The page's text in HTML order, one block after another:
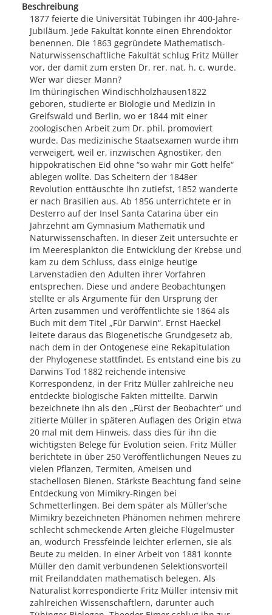
Beschreibung
1877 feierte die Universität Tübingen ihr 400-Jahre-
Jubiläum. Jede Fakultät konnte einen Ehrendoktor
benennen. Die 1863 gegründete Mathematisch-
Naturwissenschaftliche Fakultät schlug Fritz Müller
vor, der damit zum ersten Dr. rer. nat. h. c. wurde.
Wer war dieser Mann?
Im thüringischen Windischholzhausen1822
geboren, studierte er Biologie und Medizin in
Greifswald und Berlin, wo er 1844 mit einer
zoologischen Arbeit zum Dr. phil. promoviert
wurde. Das medizinische Staatsexamen wurde ihm
verweigert, weil er, inzwischen Agnostiker, den
hippokratischen Eid ohne “so wahr mir Gott helfe“
ablegen wollte. Das Scheitern der 1848er
Revolution enttäuschte ihn zutiefst, 1852 wanderte
er nach Brasilien aus. Ab 1856 unterrichtete er in
Desterro auf der Insel Santa Catarina über ein
Jahrzehnt am Gymnasium Mathematik und
Naturwissenschaften. In dieser Zeit untersuchte er
im Meeresplankton die Entwicklung der Krebse und
kam zu dem Schluss, dass einige heutige
Larvenstadien den Adulten ihrer Vorfahren
entsprechen. Diese und andere Beobachtungen
stellte er als Argumente für den Ursprung der
Arten zusammen und veröffentlichte sie 1864 als
Buch mit dem Titel „Für Darwin“. Ernst Haeckel
leitete daraus das Biogenetische Grundgesetz ab,
nach dem in der Ontogenese eine Rekapitulation
der Phylogenese stattfindet. Es entstand eine bis zu
Darwins Tod 1882 reichende intensive
Korrespondenz, in der Fritz Müller zahlreiche neu
entdeckte biologische Fakten mitteilte. Darwin
bezeichnete ihn als den „Fürst der Beobachter“ und
zitierte Müller in späteren Auflagen des Origin etwa
20 mal mit dem Hinweis, dass dies für ihn die
wichtigsten Belege für Evolution seien. Fritz Müller
berichtete in über 250 Veröffentlichungen Neues zu
vielen Pflanzen, Termiten, Ameisen und
stachellosen Bienen. Stärkste Beachtung fand seine
Entdeckung von Mimikry-Ringen bei
Schmetterlingen. Bei dem später als Müller’sche
Mimikry bezeichneten Phänomen nehmen mehrere
schlecht schmeckende Arten gleiche Flügelmuster
an, wodurch Fressfeinde leichter erlernen, sie als
Beute zu meiden. In einer Arbeit von 1881 konnte
Müller den damit verbundenen Selektionsvorteil
mit Freilanddaten mathematisch belegen. Als
Naturalist korrespondierte Fritz Müller intensiv mit
zahlreichen Wissenschaftlern, darunter auch